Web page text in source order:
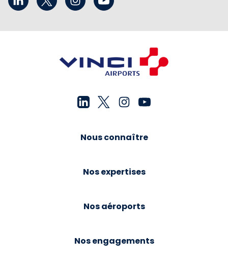
Nous connaître
Nos expertises
Nos aéroports
Nos engagements